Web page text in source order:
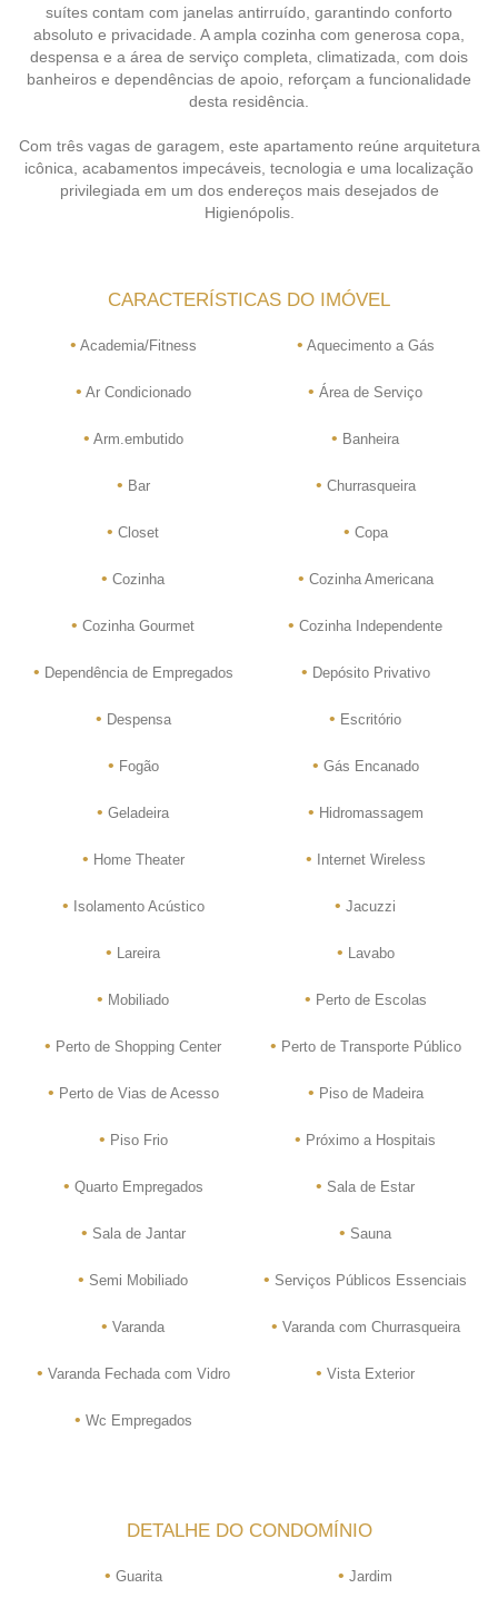
suítes contam com janelas antirruído, garantindo conforto
absoluto e privacidade. A ampla cozinha com generosa copa,
despensa e a área de serviço completa, climatizada, com dois
banheiros e dependências de apoio, reforçam a funcionalidade
desta residência.
Com três vagas de garagem, este apartamento reúne arquitetura
icônica, acabamentos impecáveis, tecnologia e uma localização
privilegiada em um dos endereços mais desejados de
Higienópolis.
CARACTERÍSTICAS DO IMÓVEL
• Academia/Fitness • Aquecimento a Gás
• Ar Condicionado • Área de Serviço
• Arm.embutido • Banheira
• Bar • Churrasqueira
• Closet • Copa
• Cozinha • Cozinha Americana
• Cozinha Gourmet • Cozinha Independente
• Dependência de Empregados • Depósito Privativo
• Despensa • Escritório
• Fogão • Gás Encanado
• Geladeira • Hidromassagem
• Home Theater • Internet Wireless
• Isolamento Acústico • Jacuzzi
• Lareira • Lavabo
• Mobiliado • Perto de Escolas
• Perto de Shopping Center • Perto de Transporte Público
• Perto de Vias de Acesso • Piso de Madeira
• Piso Frio • Próximo a Hospitais
• Quarto Empregados • Sala de Estar
• Sala de Jantar • Sauna
• Semi Mobiliado • Serviços Públicos Essenciais
• Varanda • Varanda com Churrasqueira
• Varanda Fechada com Vidro • Vista Exterior
• Wc Empregados
DETALHE DO CONDOMÍNIO
• Guarita • Jardim